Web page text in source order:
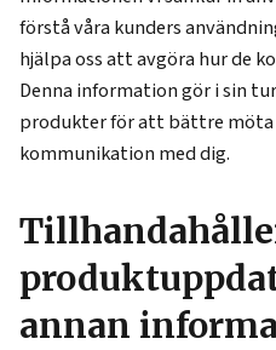
förstå våra kunders
hjälpa oss att avgöra hur de
Denna information gör i sin
produkter för att bättre
kommunikation med dig.
annan